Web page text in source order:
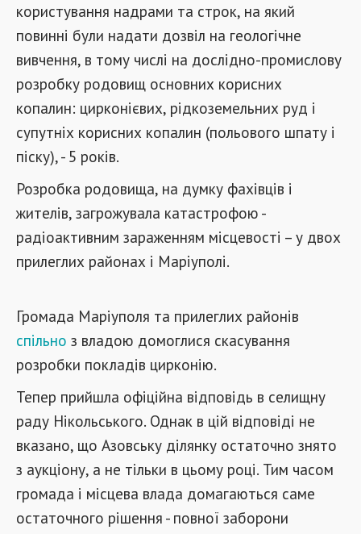
користування надрами та строк, на який
повинні були надати дозвіл на геологічне
вивчення, в тому числі на дослідно-промислову
розробку родовищ основних корисних
копалин: цирконієвих, рідкоземельних руд і
супутніх корисних копалин (польового шпату і
піску), - 5 років.
Розробка родовища, на думку фахівців і
жителів, загрожувала катастрофою -
радіоактивним зараженням місцевості – у двох
прилеглих районах і Маріуполі.
Громада Маріуполя та прилеглих районів
спільно з владою домоглися скасування
розробки покладів цирконію.
Тепер прийшла офіційна відповідь в селищну
раду Нікольського. Однак в цій відповіді не
вказано, що Азовську ділянку остаточно знято
з аукціону, а не тільки в цьому році. Тим часом
громада і місцева влада домагаються саме
остаточного рішення - повної заборони